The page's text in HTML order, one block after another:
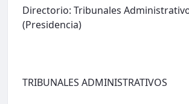
Directorio: Tribunales
(Presidencia)
TRIBUNALES ADMINISTRATIVOS